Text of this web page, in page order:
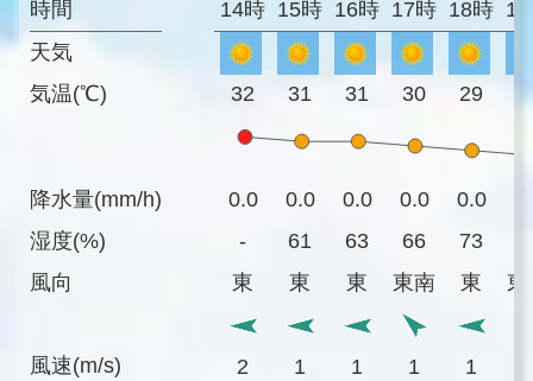
時間
天気
気温(℃)
降水量(mm/h)
湿度(%)
風向
風速(m/s)
14時 15時 16時 17時 18時
32 31 31 30 29
0.0 0.0 0.0 0.0 0.0
-
61 63 66 73
東
東 東 東南 東 東
2 1 1 1 1